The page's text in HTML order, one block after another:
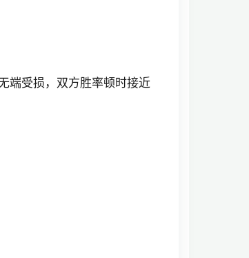
端受损，双方胜率顿时接近